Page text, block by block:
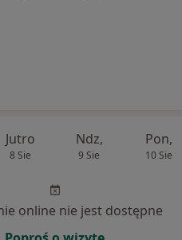
Jutro
8 Sie
Ndz,
9 Sie
Pon,
10 Sie
online nie jest dostępne